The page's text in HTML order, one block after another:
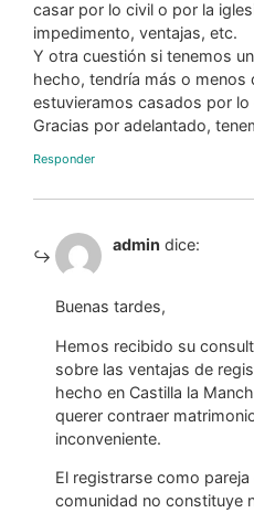
casar por lo civil o por la
impedimento, ventajas, etc.
Y otra cuestión si tenemos
hecho, tendría más o menos
estuvieramos casados por lo
Gracias por adelantado,
Responder
admin dice:
Buenas tardes,
Hemos recibido su
sobre las ventajas de
hecho en Castilla la
querer contraer
inconveniente.
El registrarse como
comunidad no constituye